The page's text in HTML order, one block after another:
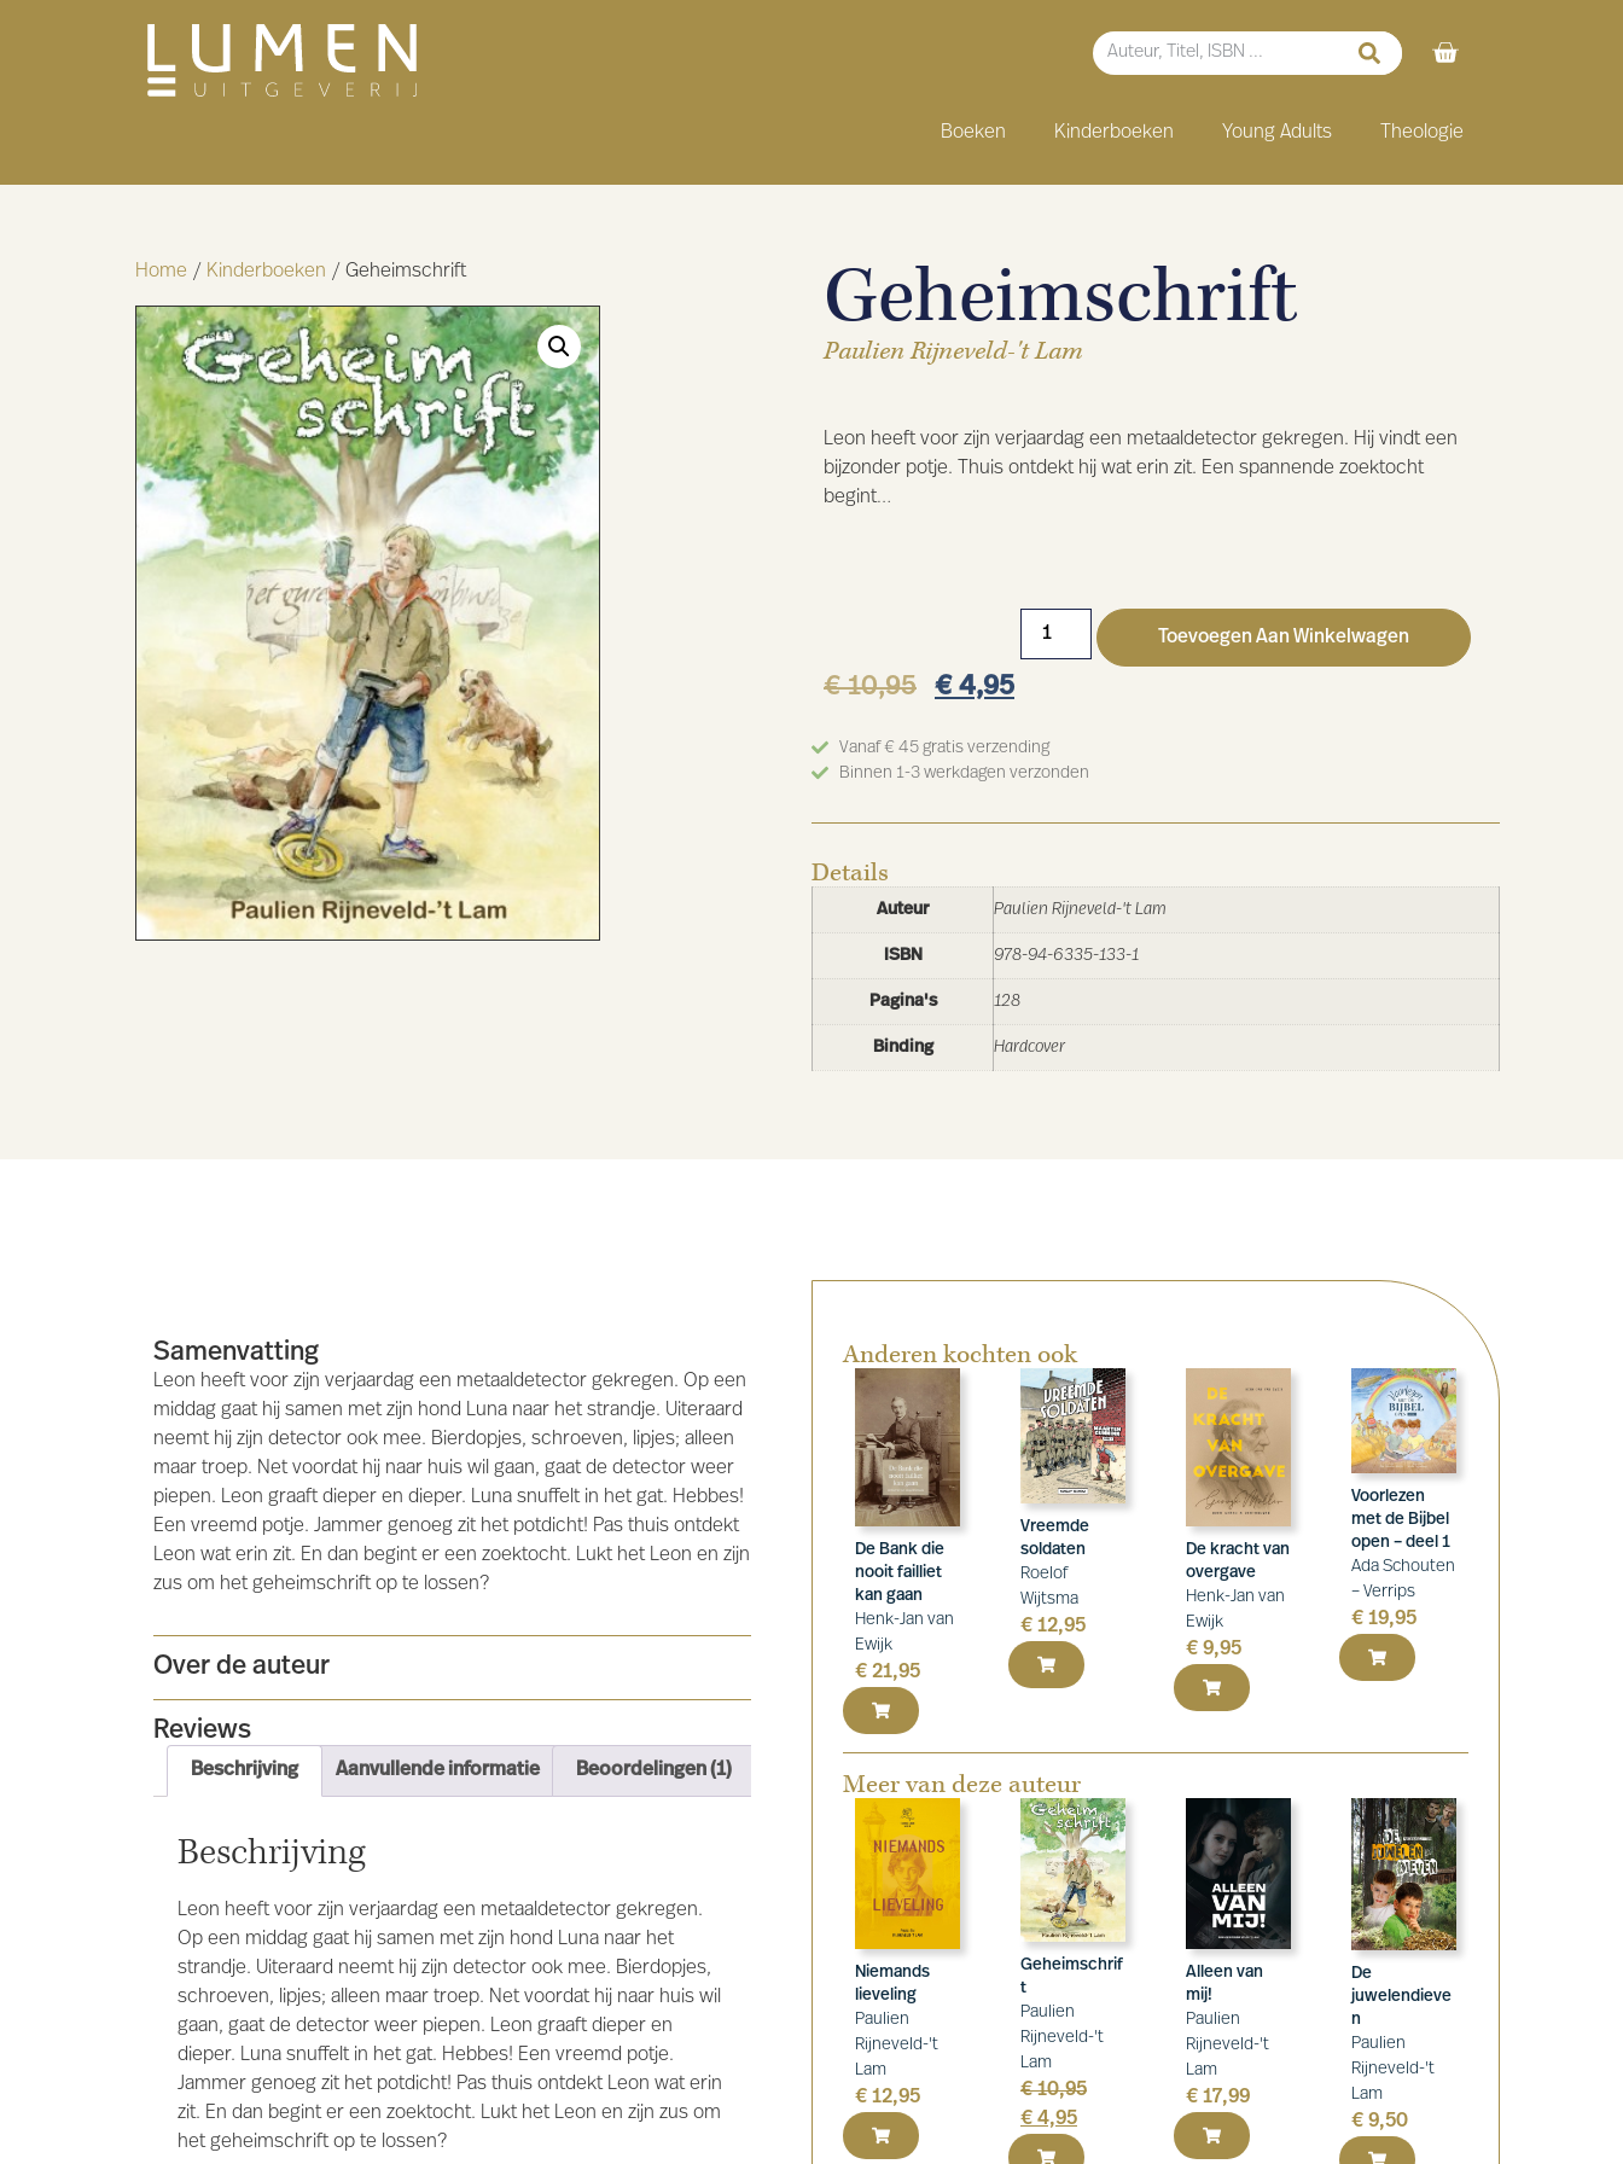
Boeken Kinderboeken Young Adults Theologie
Home / Kinderboeken / Geheimschrift Geheimschrift
Paulien Rijneveld-'t Lam
Leon heeft voor zijn verjaardag een metaaldetector gekregen. Hij vindt een
bijzonder potje. Thuis ontdekt hij wat erin zit. Een spannende zoektocht
begint…
€10,95 € 4,95
Toevoegen Aan Winkelwagen
Vanaf € 45 gratis verzending
Binnen 1-3 werkdagen verzonden
Details
Auteur Paulien Rijneveld-'t Lam
ISBN 978-94-6335-133-1
Pagina's 128
Binding Hardcover
Samenvatting
Leon heeft voor zijn verjaardag een metaaldetector gekregen. Op een
middag gaat hij samen met zijn hond Luna naar het strandje. Uiteraard
neemt hij zijn detector ook mee. Bierdopjes, schroeven, lipjes; alleen
maar troep. Net voordat hij naar huis wil gaan, gaat de detector weer
piepen. Leon graaft dieper en dieper. Luna snuffelt in het gat. Hebbes!
Een vreemd potje. Jammer genoeg zit het potdicht! Pas thuis ontdekt
Leon wat erin zit. En dan begint er een zoektocht. Lukt het Leon en zijn
zus om het geheimschrift op te lossen?
Over de auteur
Reviews
Beschrijving Aanvullende informatie Beoordelingen (1)
Beschrijving
Leon heeft voor zijn verjaardag een metaaldetector gekregen.
Op een middag gaat hij samen met zijn hond Luna naar het
strandje. Uiteraard neemt hij zijn detector ook mee. Bierdopjes,
schroeven, lipjes; alleen maar troep. Net voordat hij naar huis wil
gaan, gaat de detector weer piepen. Leon graaft dieper en
dieper. Luna snuffelt in het gat. Hebbes! Een vreemd potje.
Jammer genoeg zit het potdicht! Pas thuis ontdekt Leon wat erin
zit. En dan begint er een zoektocht. Lukt het Leon en zijn zus om
het geheimschrift op te lossen?
Anderen kochten ook
De Bank die
nooit failliet
kan gaan
Henk-Jan van
Ewijk
€ 21,95
Vreemde
soldaten
Roelof
Wijtsma
€ 12,95
De kracht van
overgave
Henk-Jan van
Ewijk
€ 9,95
Voorlezen
met de Bijbel
open – deel 1
Ada Schouten
– Verrips
€ 19,95
Meer van deze auteur
Niemands
lieveling
Paulien
Rijneveld-'t
Lam
€ 12,95
Geheimschrif
t
Paulien
Rijneveld-'t
Lam
€10,95
€ 4,95
Alleen van
mij!
Paulien
Rijneveld-'t
Lam
€ 17,99
De
juwelendieve
n
Paulien
Rijneveld-'t
Lam
€ 9,50